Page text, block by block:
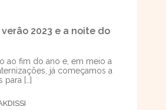
2023 e a noite do
ao fim do ano e, em meio a
já começamos a
para […]